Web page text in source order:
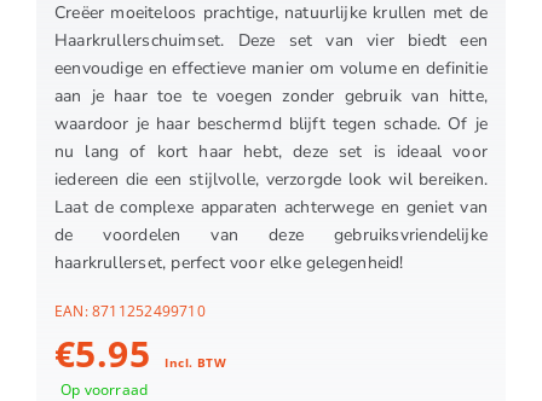
Creëer moeiteloos prachtige, natuurlijke krullen met de
Haarkrullerschuimset. Deze set van vier biedt een
eenvoudige en effectieve manier om volume en definitie
aan je haar toe te voegen zonder gebruik van hitte,
waardoor je haar beschermd blijft tegen schade. Of je
nu lang of kort haar hebt, deze set is ideaal voor
iedereen die een stijlvolle, verzorgde look wil bereiken.
Laat de complexe apparaten achterwege en geniet van
de voordelen van deze gebruiksvriendelijke
haarkrullerset, perfect voor elke gelegenheid!
EAN:8711252499710
€5.95 Incl. BTW
Op voorraad